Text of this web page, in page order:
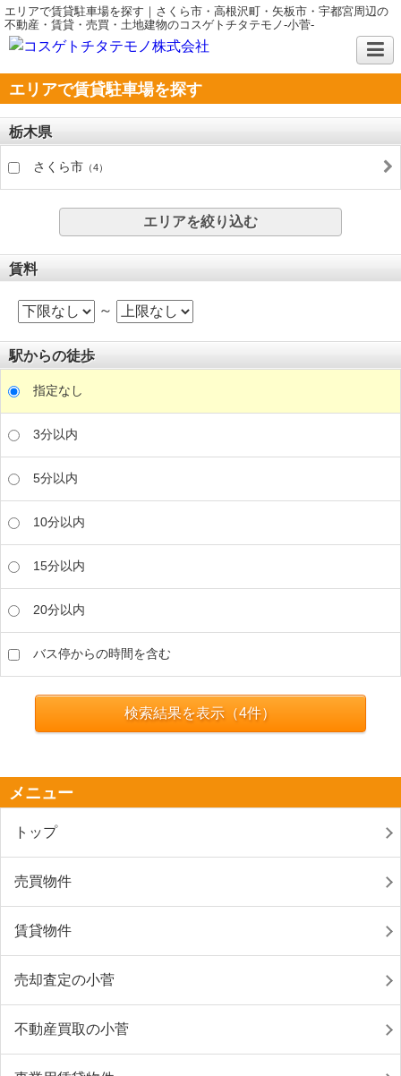
エリアで賃貸駐車場を探す｜さくら市・高根沢町・矢板市・宇都宮周辺の
不動産・賃貸・売買・土地建物のコスゲトチタテモノ-小菅-
エリアで賃貸駐車場を探す
栃木県
さくら市 （4）
エリアを絞り込む
賃料
～
駅からの徒歩
指定なし
3分以内
5分以内
10分以内
15分以内
20分以内
バス停からの時間を含む
検索結果を表示（4件）
メニュー
トップ
売買物件
賃貸物件
売却査定の小菅
不動産買取の小菅